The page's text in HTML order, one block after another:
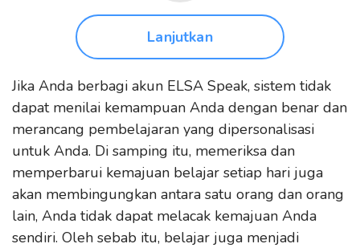
Lanjutkan
Jika Anda berbagi akun ELSA Speak, sistem tidak
dapat menilai kemampuan Anda dengan benar dan
merancang pembelajaran yang dipersonalisasi
untuk Anda. Di samping itu, memeriksa dan
memperbarui kemajuan belajar setiap hari juga
akan membingungkan antara satu orang dan orang
lain, Anda tidak dapat melacak kemajuan Anda
sendiri. Oleh sebab itu, belajar juga menjadi